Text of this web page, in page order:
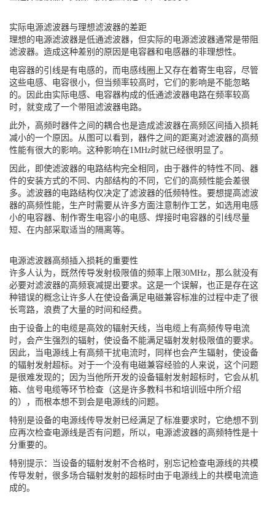
实际电源滤波器与理想滤波器的差距
理想的电源滤波器是低通滤波器，但实际的电源滤波器通常是带阻
滤波器。造成这种差别的原因是电容器和电感器的非理想性。
电容器的引线是有电感的，而电感线圈上又存在着寄生电容，尽管
这些电感、电容很小，但当频率较高时，它们的影响是不能忽略
的。因此由实际电感、电容器构成的低通滤波器电路在频率较高
时，就变成了一个带阻滤波器电路。
此外，高频时器件之间的耦合也是造成滤波器在高频区间插入损耗
减小的一个原因。从图可以看到，器件之间的距离对滤波器的高频
性能有很大的影响。这种影响在1MHz时就已经很明显了。
因此，即使滤波器的电路结构完全相同，由于器件的特性不同、器
件的安装方式的不同、内部结构的不同，它们的高频性能会差很
多。滤波器的电路结构仅决定了滤波器的低频特性。要想提高滤波
器的高频性能，生产时需要从许多方面注意制作工艺，如选用电感
小的电容器、制作寄生电容小的电感、焊接时电容器的引线尽量
短、在内部采取适当的隔离等。
电源滤波器高频插入损耗的重要性
许多人认为，既然传导发射极限值的频率上限30MHz，那么就没有
必要对滤波器的高频衰减提出要求。这是一个误解，也正是存在这
种错误的概念让许多人在使设备满足电磁兼容标准的过程中走了很
长弯路，浪费了大量的时间和经费。
由于设备上的电缆是高效的辐射天线，当电缆上有高频传导电流
时，会产生强烈的辐射，使设备不能满足辐射发射极限值的要求。
因此，当电源线上有高频干扰电流时，同样也会产生辐射，使设备
的辐射发射超标。对于一个没有电磁兼容经验的人来说，这个问题
是很难发现的；因为当他所开发的设备辐射发射超标时，它会从机
箱、信号电缆等环节检查（这是许多教科书和培训班中所介绍
的），而根本想不到会是电源线的问题。
特别是设备的电源线传导发射已经满足了标准要求时，它绝想不到
应再次检查电源线是否有问题，所以，电源滤波器的高频特性是十
分重要的。
特别提示：当设备的辐射发射不合格时，别忘记检查电源线的共模
传导发射，很多场合辐射发射的超标时由于电源线上的共模电流造
成的。